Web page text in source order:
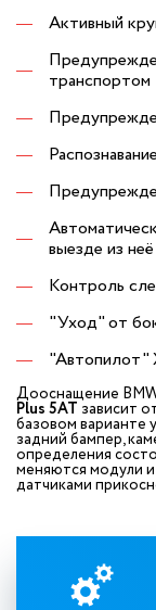
Активный
транспортом
выезде из неё
Контроль
"Уход" от
"Автопилот"
Дооснащение
Plus 5AT зависит
базовом варианте
задний бампер,
определения
меняются модули и
датчиками